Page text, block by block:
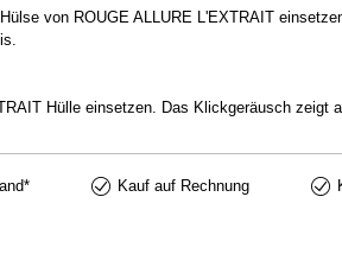
von ROUGE ALLURE L'EXTRAIT
Hülle einsetzen. Das Klickgeräusch zeigt
Kauf auf Rechnung